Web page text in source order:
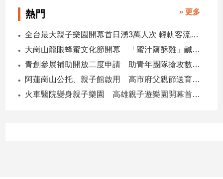
計
旅
食
星
座/
熱門 » 更多
全台最大親子樂園開幕首日湧3萬人次 輕軌客流增20倍
大崗山龍眼蜂蜜文化節開幕 「蜜汁鹽酥雞」鹹甜跨界搶話題
青創參展補助開放二度申請 助青年團隊搶攻數位轉型商機
阿蓮崗山公托、親子館啟用 高市府父親節送育兒暖禮
火車醫院變身親子樂園 高雄親子遊樂園開幕首日爆棚